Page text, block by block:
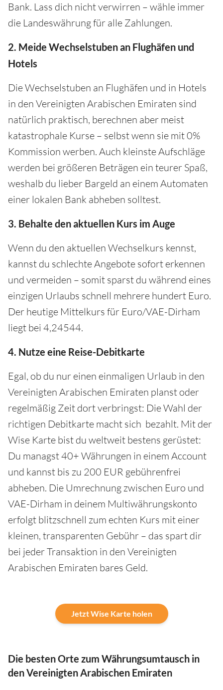
Bank. Lass dich nicht verwirren – wähle immer
die Landeswährung für alle Zahlungen.
2. Meide Wechselstuben an Flughäfen und
Hotels
Die Wechselstuben an Flughäfen und in Hotels
in den Vereinigten Arabischen Emiraten sind
natürlich praktisch, berechnen aber meist
katastrophale Kurse – selbst wenn sie mit 0%
Kommission werben. Auch kleinste Aufschläge
werden bei größeren Beträgen ein teurer Spaß,
weshalb du lieber Bargeld an einem Automaten
einer lokalen Bank abheben solltest.
3. Behalte den aktuellen Kurs im Auge
Wenn du den aktuellen Wechselkurs kennst,
kannst du schlechte Angebote sofort erkennen
und vermeiden – somit sparst du während eines
einzigen Urlaubs schnell mehrere hundert Euro.
Der heutige Mittelkurs für Euro/VAE-Dirham
liegt bei 4,24544.
4. Nutze eine Reise-Debitkarte
Egal, ob du nur einen einmaligen Urlaub in den
Vereinigten Arabischen Emiraten planst oder
regelmäßig Zeit dort verbringst: Die Wahl der
richtigen Debitkarte macht sich bezahlt. Mit der
Wise Karte bist du weltweit bestens gerüstet:
Du managst 40+ Währungen in einem Account
und kannst bis zu 200 EUR gebührenfrei
abheben. Die Umrechnung zwischen Euro und
VAE-Dirham in deinem Multiwährungskonto
erfolgt blitzschnell zum echten Kurs mit einer
kleinen, transparenten Gebühr – das spart dir
bei jeder Transaktion in den Vereinigten
Arabischen Emiraten bares Geld.
Jetzt Wise Karte holen
Die besten Orte zum Währungsumtausch in
den Vereinigten Arabischen Emiraten